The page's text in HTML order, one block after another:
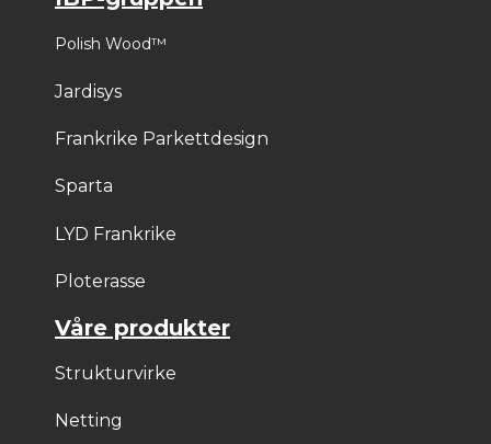
Polish Wood™
Jardisys
Frankrike Parkettdesign
Sparta
LYD Frankrike
Ploterasse
Våre produkter
Strukturvirke
Netting